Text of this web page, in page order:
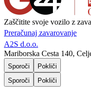
Zaščitite svoje vozilo z
Preračunaj zavarovanje
A2S d.o.o.
Mariborska Cesta 140,
Sporoči
Pokliči
Sporoči
Pokliči